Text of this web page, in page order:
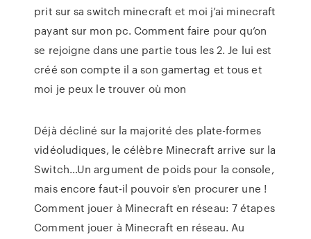
prit sur sa switch minecraft et moi j’ai minecraft
payant sur mon pc. Comment faire pour qu’on
se rejoigne dans une partie tous les 2. Je lui est
créé son compte il a son gamertag et tous et
moi je peux le trouver où mon
Déjà décliné sur la majorité des plate-formes
vidéoludiques, le célèbre Minecraft arrive sur la
Switch…Un argument de poids pour la console,
mais encore faut-il pouvoir s'en procurer une !
Comment jouer à Minecraft en réseau: 7 étapes
Comment jouer à Minecraft en réseau. Au